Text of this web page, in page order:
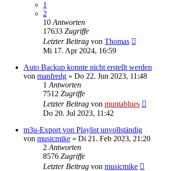
1
2
10 Antworten
17633 Zugriffe
Letzter Beitrag von Thomas
Mi 17. Apr 2024, 16:59
Auto Backup konnte nicht erstellt werden
von manfredg » Do 22. Jun 2023, 11:48
1 Antworten
7512 Zugriffe
Letzter Beitrag von muntablues
Do 20. Jul 2023, 11:42
m3u-Export von Playlist unvollständig
von musicmike » Di 21. Feb 2023, 21:20
2 Antworten
8576 Zugriffe
Letzter Beitrag von musicmike